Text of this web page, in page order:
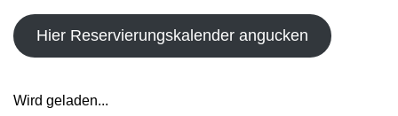
Hier Reservierungskalender angucken
Wird geladen...